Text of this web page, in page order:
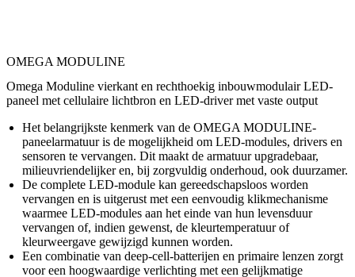
OMEGA MODULINE
Omega Moduline vierkant en rechthoekig inbouwmodulair LED-
paneel met cellulaire lichtbron en LED-driver met vaste output
Het belangrijkste kenmerk van de OMEGA MODULINE-
paneelarmatuur is de mogelijkheid om LED-modules, drivers en
sensoren te vervangen. Dit maakt de armatuur upgradebaar,
milieuvriendelijker en, bij zorgvuldig onderhoud, ook duurzamer.
De complete LED-module kan gereedschapsloos worden
vervangen en is uitgerust met een eenvoudig klikmechanisme
waarmee LED-modules aan het einde van hun levensduur
vervangen of, indien gewenst, de kleurtemperatuur of
kleurweergave gewijzigd kunnen worden.
Een combinatie van deep-cell-batterijen en primaire lenzen zorgt
voor een hoogwaardige verlichting met een gelijkmatige